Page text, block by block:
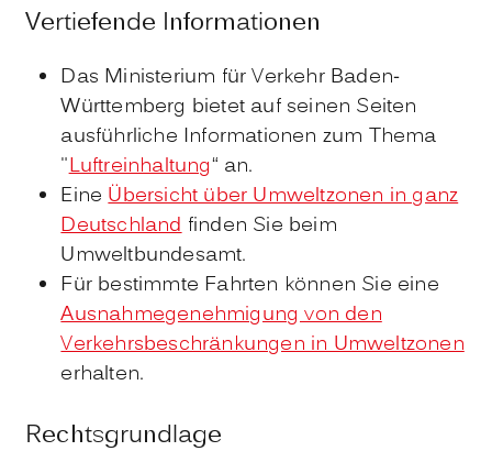
Vertiefende Informationen
Das Ministerium für Verkehr Baden-
Württemberg bietet auf seinen Seiten
ausführliche Informationen zum Thema
"Luftreinhaltung“ an.
EineÜbersicht über Umweltzonen in ganz
Deutschlandfinden Sie beim
Umweltbundesamt.
Für bestimmte Fahrten können Sie eine
Ausnahmegenehmigung von den
Verkehrsbeschränkungen in Umweltzonen
erhalten.
Rechtsgrundlage